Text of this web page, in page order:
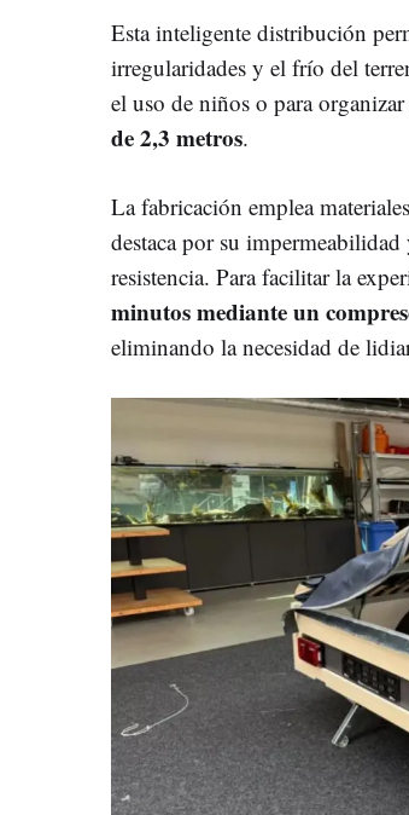
Esta inteligente distribución
irregularidades y el frío del
el uso de niños o para
de 2,3 metros.
La fabricación emplea
destaca por su
resistencia. Para facilitar la
minutos mediante un
eliminando la necesidad de